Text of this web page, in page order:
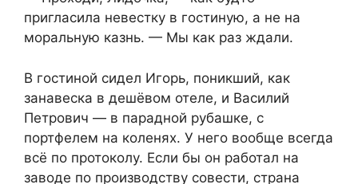
пригласила невестку в гостиную, а не на
моральную казнь. — Мы как раз ждали.
В гостиной сидел Игорь, поникший, как
занавеска в дешёвом отеле, и Василий
Петрович — в парадной рубашке, с
портфелем на коленях. У него вообще всегда
всё по протоколу. Если бы он работал на
заводе по производству совести, страна